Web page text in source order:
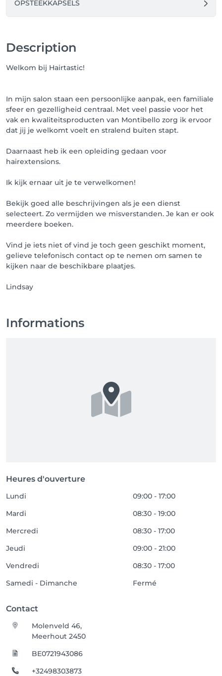
OPSTEEKKAPSELS
Description
Welkom bij Hairtastic!
In mijn salon staan een persoonlijke aanpak, een familiale
sfeer en gezelligheid centraal. Met veel passie voor het
vak en kwaliteitsproducten van Montibello zorg ik ervoor
dat jij je welkomt voelt en stralend buiten stapt.
Daarnaast heb ik een opleiding gedaan voor
hairextensions.
Ik kijk ernaar uit je te verwelkomen!
Bekijk goed alle beschrijvingen als je een dienst
selecteert. Zo vermijden we misverstanden. Je kan er ook
meerdere boeken.
Vind je iets niet of vind je toch geen geschikt moment,
gelieve telefonisch contact op te nemen om samen te
kijken naar de beschikbare plaatjes.
Lindsay
Informations
Heures d'ouverture
Lundi
09:00 - 17:00
Mardi
08:30 - 19:00
Mercredi
08:30 - 17:00
Jeudi
09:00 - 21:00
Vendredi
08:30 - 17:00
Samedi - Dimanche
Fermé
Contact
Molenveld 46,
Meerhout 2450
BE0721943086
+32498303873